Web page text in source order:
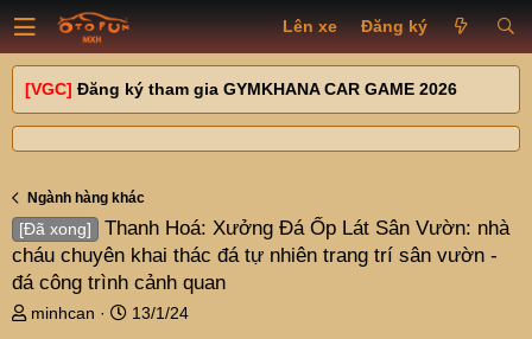
Lên xe Đăng ký
[VGC] Đăng ký tham gia GYMKHANA CAR GAME 2026
Ngành hàng khác
[Đã xong]
Thanh Hoá: Xưởng Đá Ốp Lát Sân Vườn: nhà
cháu chuyên khai thác đá tự nhiên trang trí sân vườn -
đá công trình cảnh quan
T
minhcan
N
13/1/24